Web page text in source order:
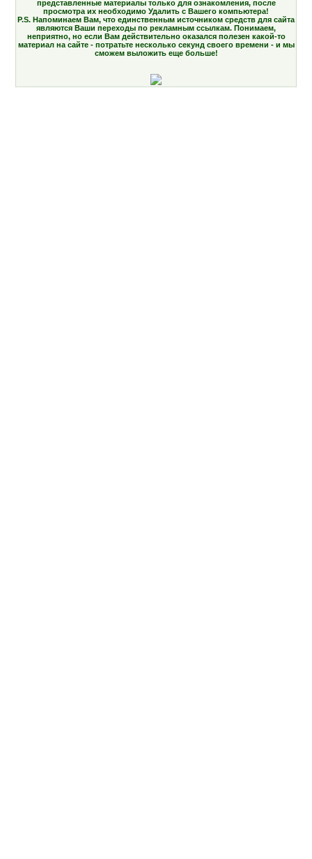
представленные материалы только для ознакомления, после
просмотра их необходимо Удалить с Вашего компьютера!
P.S. Напоминаем Вам, что единственным источником средств для сайта
являются Ваши переходы по рекламным ссылкам. Понимаем,
неприятно, но если Вам действительно оказался полезен какой-то
материал на сайте - потратьте несколько секунд своего времени - и мы
сможем выложить еще больше!